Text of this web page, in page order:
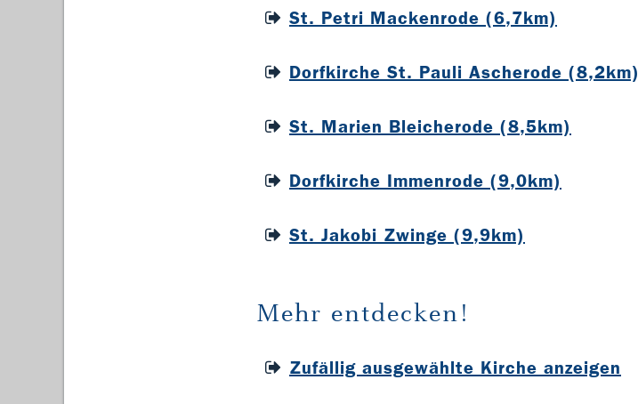
St. Petri Mackenrode (6,7km)
Dorfkirche St. Pauli Ascherode (8,2km)
St. Marien Bleicherode (8,5km)
Dorfkirche Immenrode (9,0km)
St. Jakobi Zwinge (9,9km)
Mehr entdecken!
Zufällig ausgewählte Kirche anzeigen